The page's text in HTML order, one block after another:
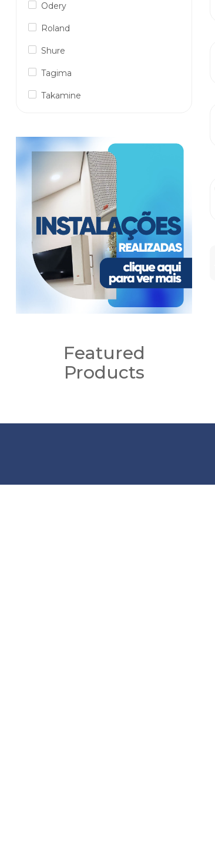
Odery
Roland
Shure
Tagima
Takamine
Featured
Products